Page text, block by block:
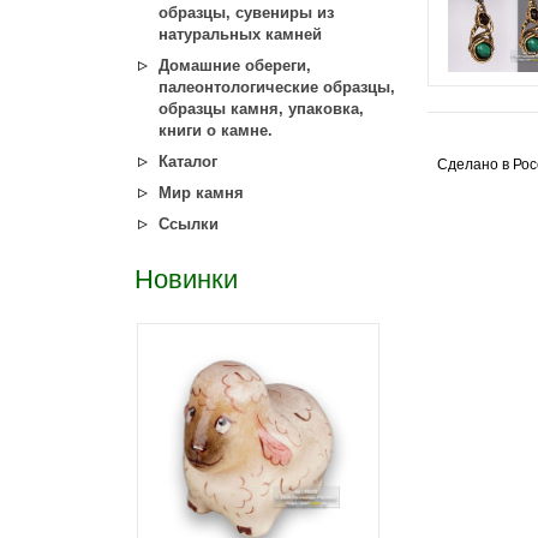
образцы, сувениры из
натуральных камней
Домашние обереги,
палеонтологические образцы,
образцы камня, упаковка,
книги о камне.
Каталог
Мир камня
Ссылки
Новинки
Сделано в